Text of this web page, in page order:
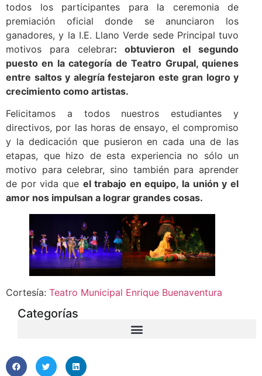
todos los participantes para la ceremonia de
premiación oficial donde se anunciaron los
ganadores, y la I.E. Llano Verde sede Principal tuvo
motivos para celebrar: obtuvieron el segundo
puesto en la categoría de Teatro Grupal, quienes
entre saltos y alegría festejaron este gran logro y
crecimiento como artistas.
Felicitamos a todos nuestros estudiantes y
directivos, por las horas de ensayo, el compromiso
y la dedicación que pusieron en cada una de las
etapas, que hizo de esta experiencia no sólo un
motivo para celebrar, sino también para aprender
de por vida que el trabajo en equipo, la unión y el
amor nos impulsan a lograr grandes cosas.
Cortesía: Teatro Municipal Enrique Buenaventura
Categorías